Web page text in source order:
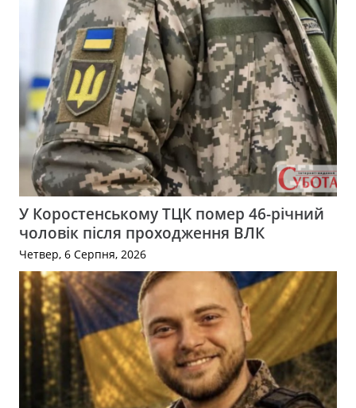
У Коростенському ТЦК помер 46-річний
чоловік після проходження ВЛК
Четвер, 6 Серпня, 2026